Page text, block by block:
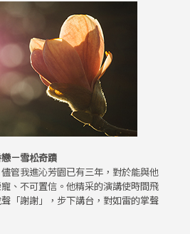
－雪松奇蹟
管我進沁芳園已有三年，對於能與他
、不可置信。他精采的演講使時間飛
「謝謝」，步下講台，對如雷的掌聲